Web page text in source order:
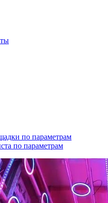
по параметрам
по параметрам